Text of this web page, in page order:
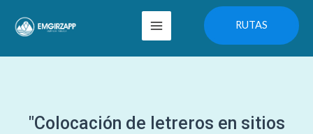
Main
Menu
RUTAS
"Colocación de letreros en sitios